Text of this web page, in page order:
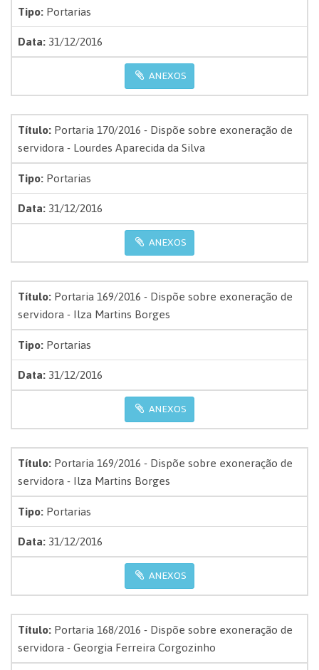
Tipo:Portarias
Data:31/12/2016
ANEXOS
Título:Portaria 170/2016 - Dispõe sobre exoneração de
servidora - Lourdes Aparecida da Silva
Tipo:Portarias
Data:31/12/2016
ANEXOS
Título:Portaria 169/2016 - Dispõe sobre exoneração de
servidora - Ilza Martins Borges
Tipo:Portarias
Data:31/12/2016
ANEXOS
Título:Portaria 169/2016 - Dispõe sobre exoneração de
servidora - Ilza Martins Borges
Tipo:Portarias
Data:31/12/2016
ANEXOS
Título:Portaria 168/2016 - Dispõe sobre exoneração de
servidora - Georgia Ferreira Corgozinho